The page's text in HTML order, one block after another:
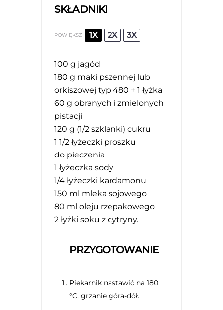
SKŁADNIKI
POWIĘKSZ 1X 2X 3X
100 g jagód
180 g maki pszennej lub
orkiszowej typ 480 + 1 łyżka
60 g obranych i zmielonych
pistacji
120 g (1/2 szklanki) cukru
1 1/2 łyżeczki proszku
do pieczenia
1 łyżeczka sody
1/4 łyżeczki kardamonu
150 ml mleka sojowego
80 ml oleju rzepakowego
2 łyżki soku z cytryny.
PRZYGOTOWANIE
Piekarnik nastawić na 180
°C, grzanie góra-dół.